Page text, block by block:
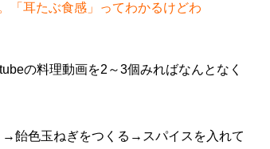
「耳たぶ食感」ってわかるけどわ
の料理動画を2～3個みればなんとなく
→飴色玉ねぎをつくる→スパイスを入れて